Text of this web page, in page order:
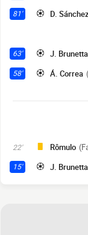
81' D. Sánchez
63' J. Brunetta
58' Á. Correa
22' Rômulo
15' J. Brunetta